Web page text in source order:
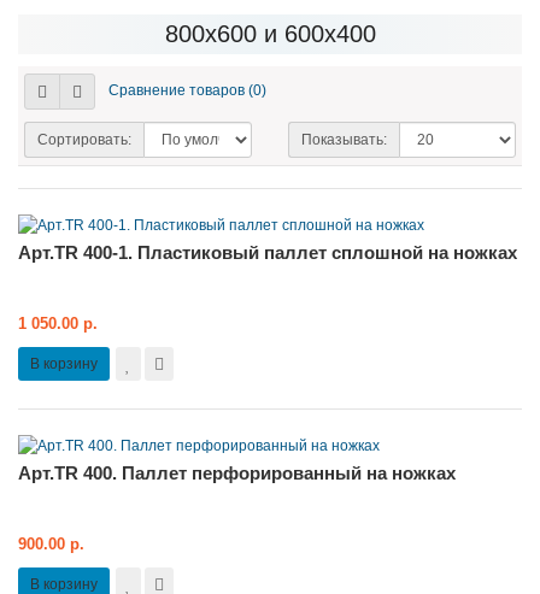
800х600 и 600х400
Сравнение товаров (0)
Сортировать: Показывать:
Арт.TR 400-1. Пластиковый паллет сплошной на ножках
1 050.00 р.
В корзину
Арт.TR 400. Паллет перфорированный на ножках
900.00 р.
В корзину